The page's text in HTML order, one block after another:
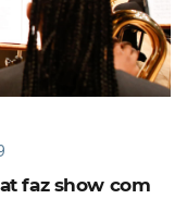
faz show com